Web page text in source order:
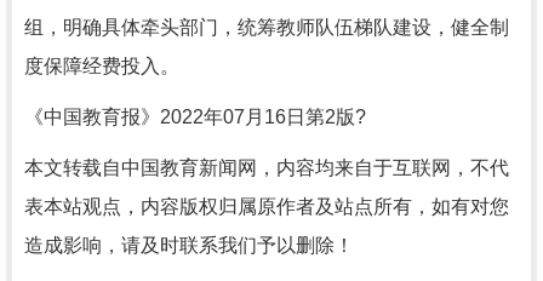
组，明确具体牵头部门，统筹教师队伍梯队建设，健全制
度保障经费投入。
《中国教育报》2022年07月16日第2版?
本文转载自中国教育新闻网，内容均来自于互联网，不代
表本站观点，内容版权归属原作者及站点所有，如有对您
造成影响，请及时联系我们予以删除！